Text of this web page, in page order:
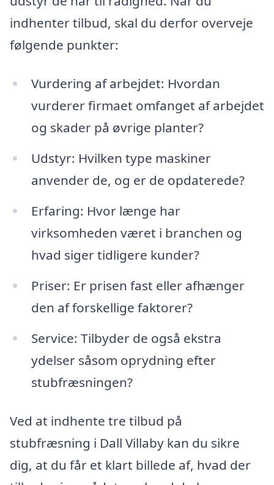
indhenter tilbud, skal du derfor overveje
følgende punkter:
Vurdering af arbejdet: Hvordan
vurderer firmaet omfanget af arbejdet
og skader på øvrige planter?
Udstyr: Hvilken type maskiner
anvender de, og er de opdaterede?
Erfaring: Hvor længe har
virksomheden været i branchen og
hvad siger tidligere kunder?
Priser: Er prisen fast eller afhænger
den af forskellige faktorer?
Service: Tilbyder de også ekstra
ydelser såsom oprydning efter
stubfræsningen?
Ved at indhente tre tilbud på
stubfræsning i Dall Villaby kan du sikre
dig, at du får et klart billede af, hvad der